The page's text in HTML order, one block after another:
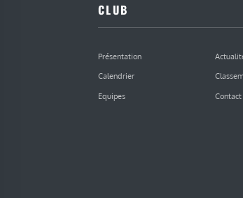
CLUB
Présentation
Calendrier
Equipes
Contact